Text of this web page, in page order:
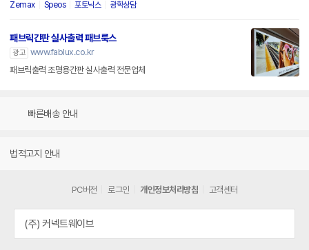
Zemax Speos 포토닉스 광학상담
패브릭간판 실사출력 패브룩스
광고 www.fablux.co.kr
패브릭출력 조명용간판 실사출력 전문업체
빠른배송 안내
법적고지 안내
PC버전 로그인 개인정보처리방침 고객센터
(주) 커넥트웨이브